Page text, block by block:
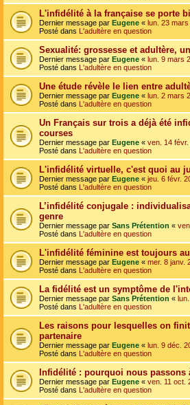
L'infidélité à la française se porte
Dernier message par Eugene « lun. 23
Posté dans L'adultère en question
Sexualité: grossesse et adultère,
Dernier message par Eugene « lun. 9 mars
Posté dans L'adultère en question
Une étude révèle le lien entre
Dernier message par Eugene « lun. 2 mars
Posté dans L'adultère en question
Un Français sur trois a déjà été
courses
Dernier message par Eugene « ven. 14
Posté dans L'adultère en question
L'infidélité virtuelle, c'est quoi au
Dernier message par Eugene « jeu. 6 févr.
Posté dans L'adultère en question
L’infidélité conjugale :
genre
Dernier message par Sans Prétention «
Posté dans L'adultère en question
L'infidélité féminine est toujours
Dernier message par Eugene « mer. 8 janv.
Posté dans L'adultère en question
La fidélité est un symptôme de
Dernier message par Sans Prétention «
Posté dans L'adultère en question
Les raisons pour lesquelles on
partenaire
Dernier message par Eugene « lun. 9 déc.
Posté dans L'adultère en question
Infidélité : pourquoi nous passons
Dernier message par Eugene « ven. 11 oct.
Posté dans L'adultère en question